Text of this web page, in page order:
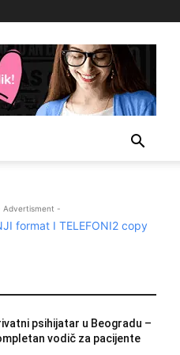
Advertisment -
psihijatar u Beogradu –
vodič za pacijente